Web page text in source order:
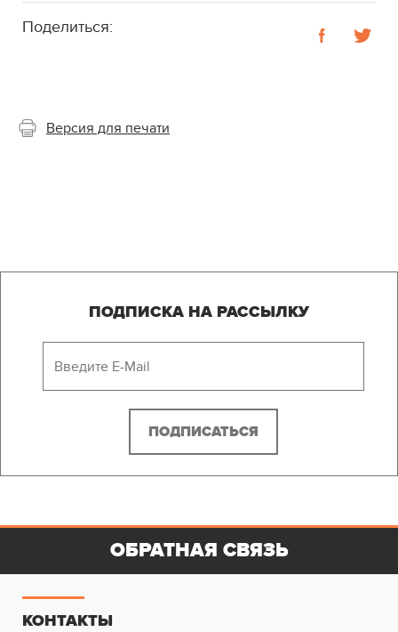
Поделиться:
Версия для печати
ПОДПИСКА НА РАССЫЛКУ
КОНТАКТЫ
ОБРАТНАЯ СВЯЗЬ